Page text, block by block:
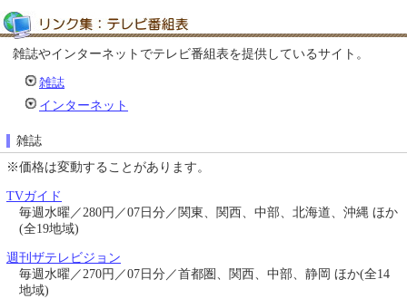
雑誌やインターネットでテレビ番組表を提供しているサイト。
雑誌
インターネット
雑誌
※価格は変動することがあります。
TVガイド
毎週水曜／280円／07日分／関東、関西、中部、北海道、沖縄 ほか
(全19地域)
週刊ザテレビジョン
毎週水曜／270円／07日分／首都圏、関西、中部、静岡 ほか(全14
地域)